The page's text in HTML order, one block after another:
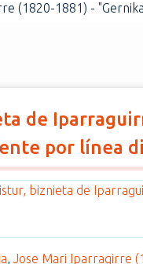
(1820-1881) -
de
por línea
,Jose Mari Iparragirre